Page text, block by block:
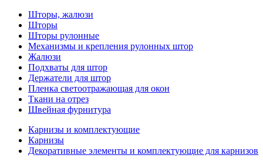
Шторы, жалюзи
Шторы
Шторы рулонные
Механизмы и крепления рулонных штор
Жалюзи
Подхваты для штор
Держатели для штор
Пленка светоотражающая для окон
Ткани на отрез
Швейная фурнитура
Карнизы и комплектующие
Карнизы
Декоративные элементы и комплектующие для карнизов